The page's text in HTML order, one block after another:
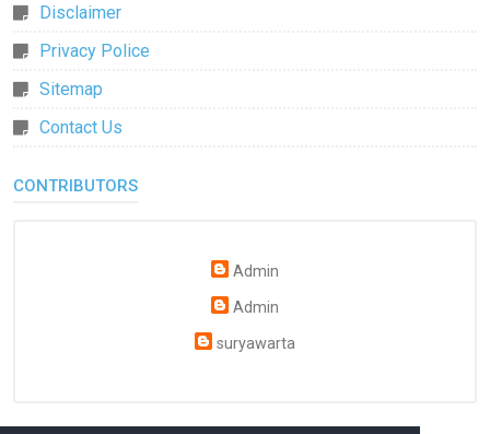
Disclaimer
Privacy Police
Sitemap
Contact Us
CONTRIBUTORS
Admin
Admin
suryawarta